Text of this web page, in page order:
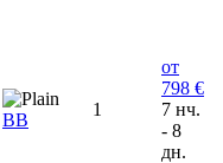
BB
1
от
798 €
7 нч.
- 8
дн.